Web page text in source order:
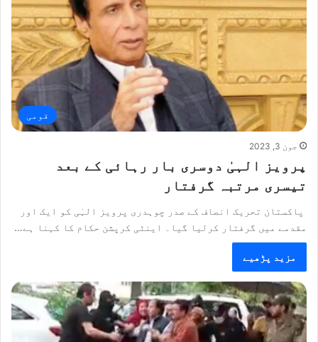
قومی
جون 3, 2023
پرویز الہیٰ دوسری بار رہائی کے بعد
تیسری مرتبہ گرفتار
پاکستان تحریک انصاف کے صدر چوہدری پرویز الہٰی کو ایک اور
مقدمے میں گرفتار کرلیا گیا۔ اینٹی کرپشن حکام کا کہنا ہے…
مزید پڑھیے